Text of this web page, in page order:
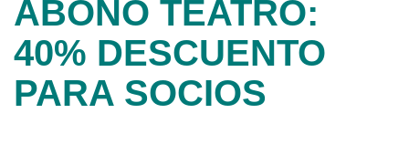
ABONO TEATRO:
40% DESCUENTO
PARA SOCIOS